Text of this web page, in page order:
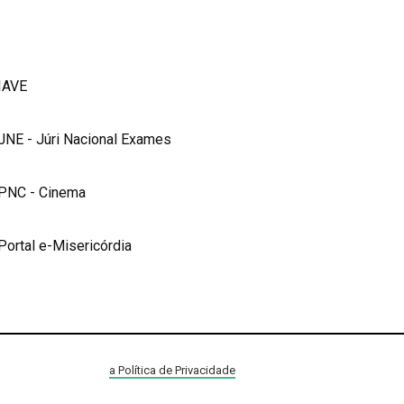
- Júri Nacional Exames
- Cinema
e-Misericórdia
a Política de Privacidade